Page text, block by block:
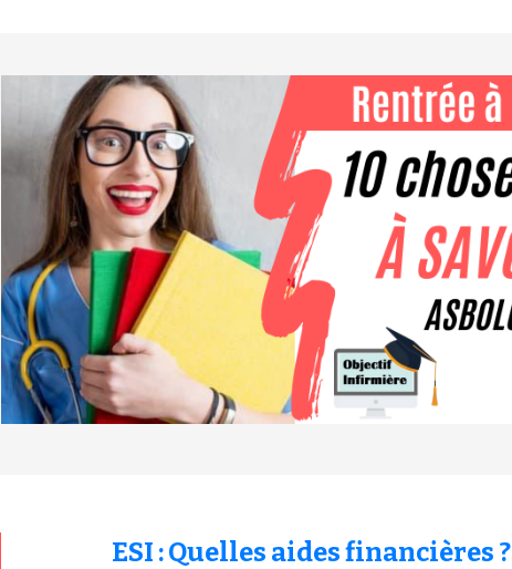
ESI : Quelles aides financières ?